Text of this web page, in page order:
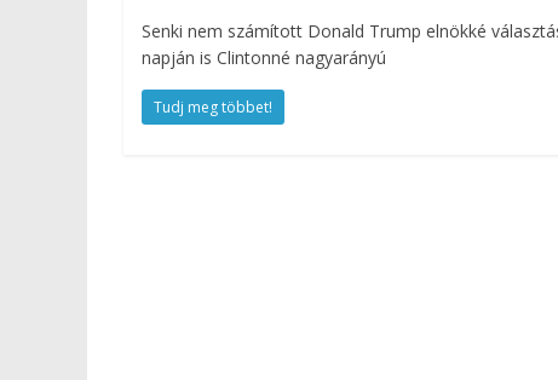
Senki nem számított Donald Trump elnökké
napján is Clintonné nagyarányú
Tudj meg többet!